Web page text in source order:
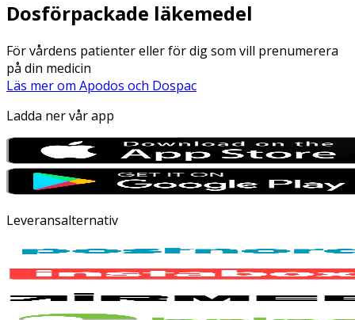
Dosförpackade läkemedel
För vårdens patienter eller för dig som vill prenumerera
på din medicin
Läs mer om Apodos och Dospac
Ladda ner vår app
Leveransalternativ